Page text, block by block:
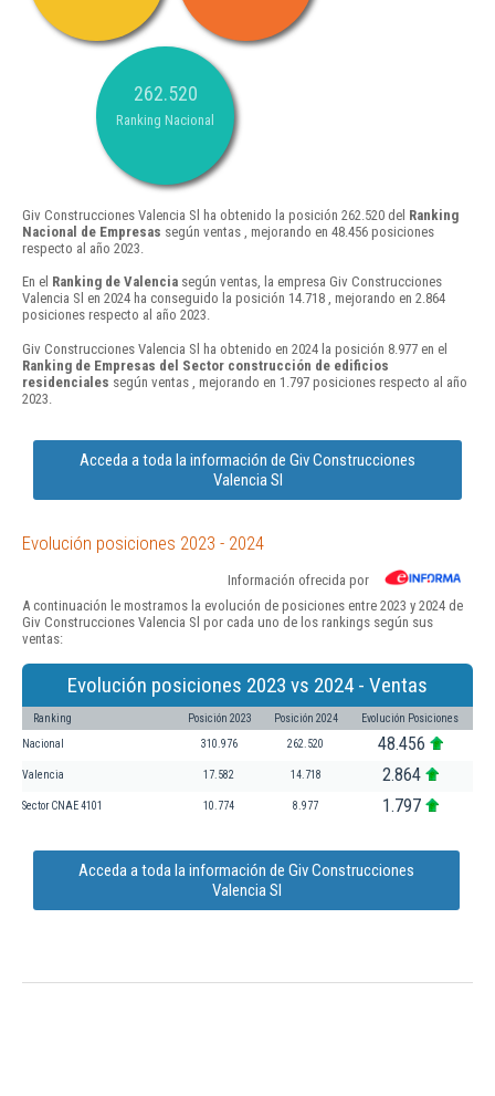
262.520
Ranking Nacional
Giv Construcciones Valencia Sl ha obtenido la posición 262.520 del Ranking
Nacional de Empresas según ventas , mejorando en 48.456 posiciones
respecto al año 2023.
En el Ranking de Valencia según ventas, la empresa Giv Construcciones
Valencia Sl en 2024 ha conseguido la posición 14.718 , mejorando en 2.864
posiciones respecto al año 2023.
Giv Construcciones Valencia Sl ha obtenido en 2024 la posición 8.977 en el
Ranking de Empresas del Sector construcción de edificios
residenciales según ventas , mejorando en 1.797 posiciones respecto al año
2023.
Acceda a toda la información de Giv Construcciones
Valencia Sl
Evolución posiciones 2023 - 2024
Información ofrecida por
A continuación le mostramos la evolución de posiciones entre 2023 y 2024 de
Giv Construcciones Valencia Sl por cada uno de los rankings según sus
ventas:
Evolución posiciones 2023 vs 2024 - Ventas
Ranking Posición 2023 Posición 2024 Evolución Posiciones
Nacional 310.976 262.520 48.456
Valencia 17.582 14.718 2.864
Sector CNAE 4101 10.774 8.977 1.797
Acceda a toda la información de Giv Construcciones
Valencia Sl